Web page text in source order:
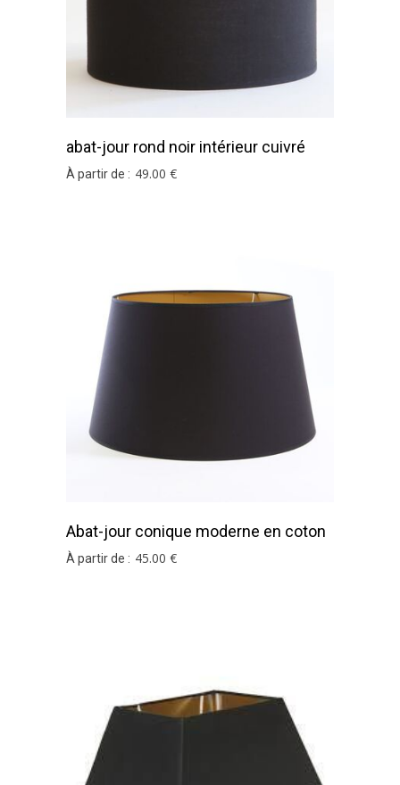
abat-jour rond noir intérieur cuivré
À partir de : 49.00 €
Abat-jour conique moderne en coton
noir et argent
À partir de : 45.00 €